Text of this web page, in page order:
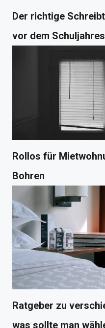
Der richtige
vor dem
Rollos für
Bohren
Ratgeber zu
was sollte man